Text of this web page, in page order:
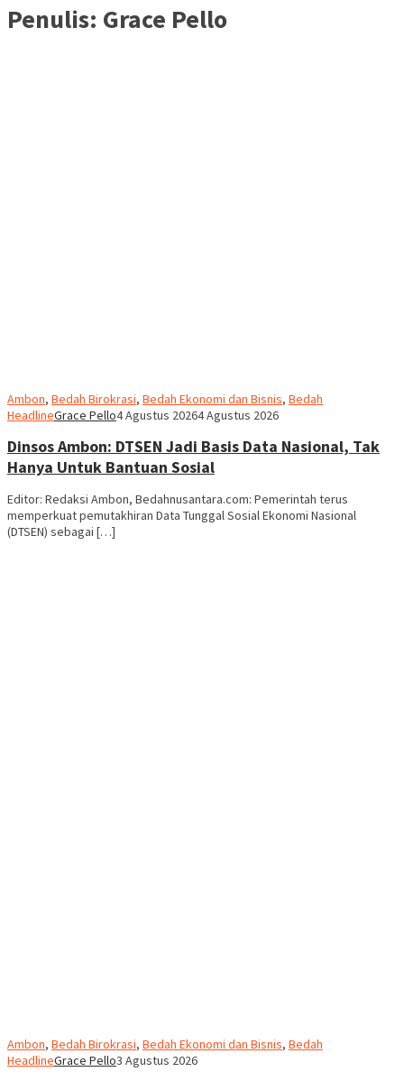
Penulis: Grace Pello
Ambon, Bedah Birokrasi, Bedah Ekonomi dan Bisnis, Bedah
HeadlineGrace Pello4 Agustus 20264 Agustus 2026
Dinsos Ambon: DTSEN Jadi Basis Data Nasional, Tak
Hanya Untuk Bantuan Sosial
Editor: Redaksi Ambon, Bedahnusantara.com: Pemerintah terus
memperkuat pemutakhiran Data Tunggal Sosial Ekonomi Nasional
(DTSEN) sebagai […]
Ambon, Bedah Birokrasi, Bedah Ekonomi dan Bisnis, Bedah
HeadlineGrace Pello3 Agustus 2026